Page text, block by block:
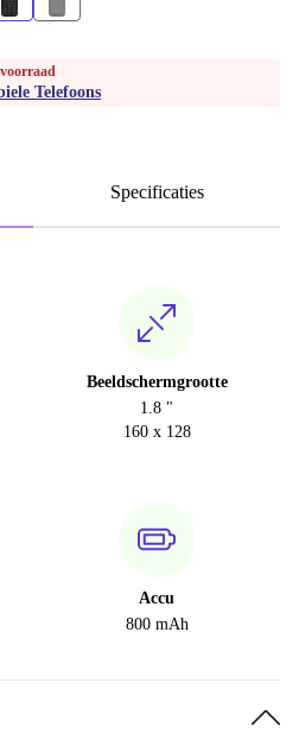
Telefoons
Specificaties
Beeldschermgrootte
1.8 "
160 x 128
Accu
800 mAh